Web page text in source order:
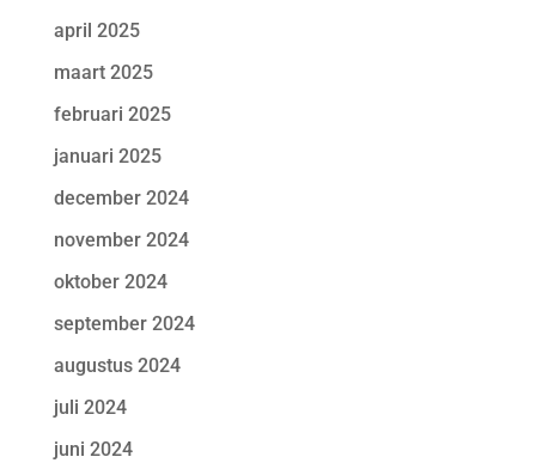
april 2025
maart 2025
februari 2025
januari 2025
december 2024
november 2024
oktober 2024
september 2024
augustus 2024
juli 2024
juni 2024